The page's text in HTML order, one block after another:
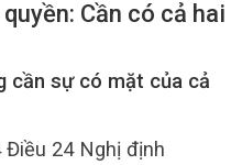
Cần có cả hai
cần sự có mặt của cả
24 Nghị định